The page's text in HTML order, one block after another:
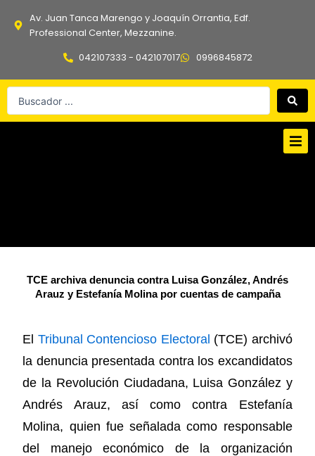
Av. Juan Tanca Marengo y Joaquín Orrantia, Edf.
Professional Center, Mezzanine.
042107333 - 042107017
0996845872
Search
TCE archiva denuncia contra Luisa González, Andrés
Arauz y Estefanía Molina por cuentas de campaña
El Tribunal Contencioso Electoral (TCE) archivó
la denuncia presentada contra los excandidatos
de la Revolución Ciudadana, Luisa González y
Andrés Arauz, así como contra Estefanía
Molina, quien fue señalada como responsable
del manejo económico de la organización